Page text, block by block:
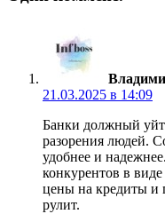
21.03.2025 в 14:09
Банки должный
разорения людей.
удобнее и
конкурентов в виде
цены на кредиты и
рулит.